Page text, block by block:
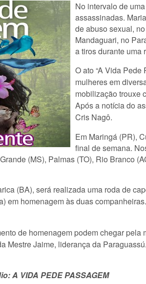
No intervalo de
assassinadas.
de abuso sexual,
Mandaguari, no
a tiros durante uma
O ato “A Vida
mulheres em
mobilização trouxe
Após a notícia do
Cris Nagô.
Em Maringá (PR),
final de semana.
(MS), Palmas (TO), Rio Branco
(BA), será realizada uma roda de
em homenagem às duas
de homenagem podem chegar
Mestre Jaime, liderança da Paraguassú.
A VIDA PEDE PASSAGEM